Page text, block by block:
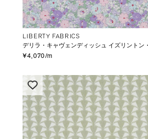
LIBERTY FABRICS
デリラ・キャヴェンディッシュ イズリントン
¥4,070/m